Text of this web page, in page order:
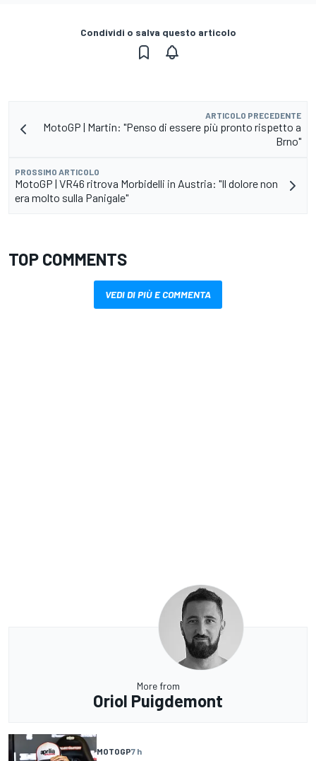
Condividi o salva questo articolo
ARTICOLO PRECEDENTE
MotoGP | Martin: "Penso di essere più pronto rispetto a
Brno"
PROSSIMO ARTICOLO
MotoGP | VR46 ritrova Morbidelli in Austria: "Il dolore non
era molto sulla Panigale"
TOP COMMENTS
VEDI DI PIÙ E COMMENTA
More from
Oriol Puigdemont
MOTOGP7 h